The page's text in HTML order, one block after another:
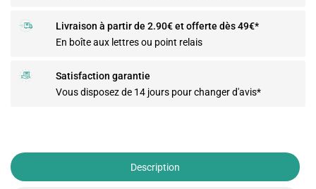
Livraison à partir de 2.90€ et offerte dès 49€*
En boîte aux lettres ou point relais
Satisfaction garantie
Vous disposez de 14 jours pour changer d'avis*
Description